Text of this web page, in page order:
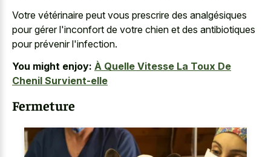
Votre vétérinaire peut vous prescrire des analgésiques
pour gérer l'inconfort de votre chien et des antibiotiques
pour prévenir l'infection.
You might enjoy: À Quelle Vitesse La Toux De
Chenil Survient-elle
Fermeture